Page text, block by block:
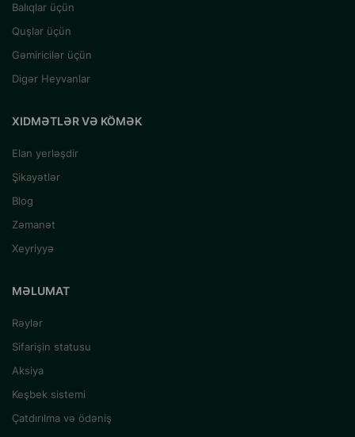
Balıqlar üçün
Quşlar üçün
Gəmiricilər üçün
Digər Heyvanlar
XIDMƏTLƏR VƏ KÖMƏK
Elan yerləşdir
Şikayətlər
Blog
Zəmanət
Xeyriyyə
MƏLUMAT
Rəylər
Sifarişin statusu
Aksiya
Keşbek sistemi
Çatdırılma və ödəniş